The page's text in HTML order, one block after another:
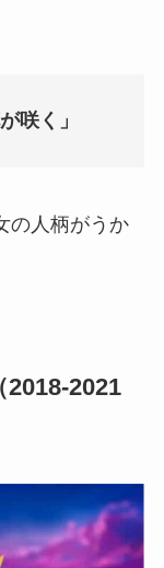
咲く」
の人柄がうか
2021